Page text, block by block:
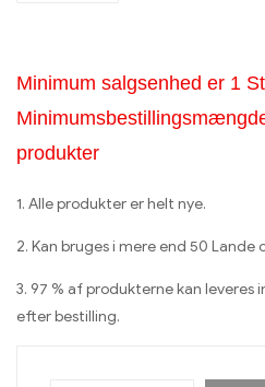
Minimum salgsenhed er 1
produkter
1. Alle produkter er helt nye.
2. Kan bruges i mere end 50 Lande
3. 97 % af produkterne kan leveres
efter bestilling.